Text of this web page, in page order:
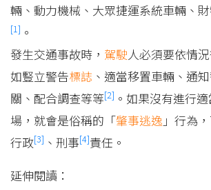
輛、動力機械、大眾捷運系統車輛、
[1] 。
發生交通事故時， 駕駛人必須要依情
如豎立警告標誌 、適當移置車輛、通
關、配合調查等等[2] 。如果沒有進行
場，就會是俗稱的「肇事逃逸 」行為
行政[3] 、刑事[4]責任。
延伸閱讀：